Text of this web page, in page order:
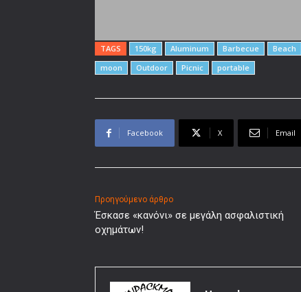
TAGS 150kg Aluminum Barbecue Beach
moon
Outdoor Picnic portable
Facebook X Email
Προηγούμενο άρθρο
Έσκασε «κανόνι» σε μεγάλη ασφαλιστική
οχημάτων!